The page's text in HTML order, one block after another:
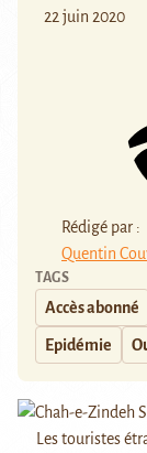
22 juin 2020
Rédigé par :
Quentin
TAGS
Accès abonné
Epidémie
Les touristes